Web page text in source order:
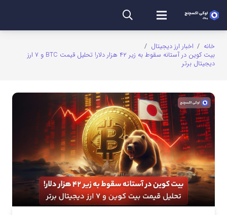
خانه / اخبار ارز دیجیتال /
بیت کوین در آستانه سقوط به زیر ۴۲ هزار دلار! تحلیل قیمت BTC و ۷ ارز
دیجیتال برتر